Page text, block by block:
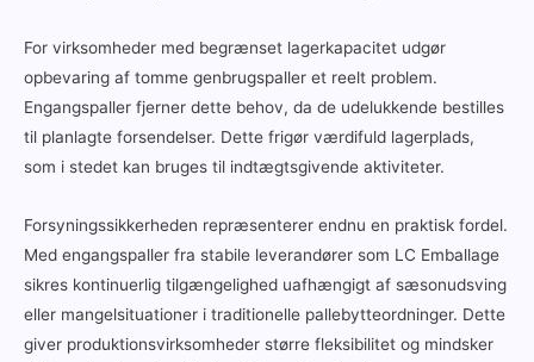
For virksomheder med begrænset lagerkapacitet udgør
opbevaring af tomme genbrugspaller et reelt problem.
Engangspaller fjerner dette behov, da de udelukkende bestilles
til planlagte forsendelser. Dette frigør værdifuld lagerplads,
som i stedet kan bruges til indtægtsgivende aktiviteter.
Forsyningssikkerheden repræsenterer endnu en praktisk fordel.
Med engangspaller fra stabile leverandører som LC Emballage
sikres kontinuerlig tilgængelighed uafhængigt af sæsonudsving
eller mangelsituationer i traditionelle pallebytteordninger. Dette
giver produktionsvirksomheder større fleksibilitet og mindsker